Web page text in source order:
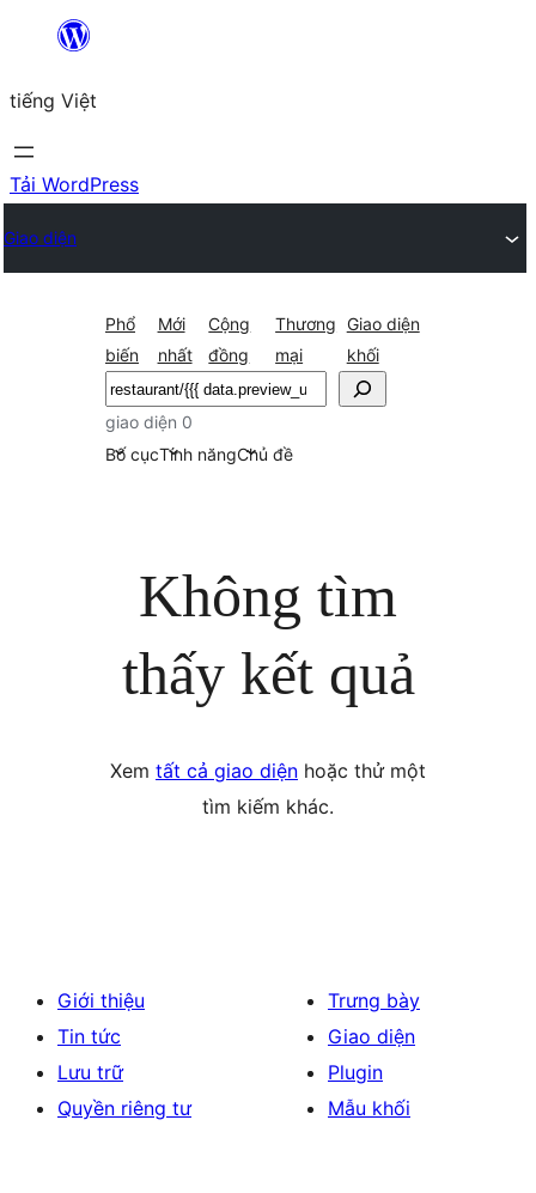
Chuyển
phần
nội
dung
tiếng Việt
Tải WordPress
Giao diện
Phổ
biến
Mới
nhất
Cộng
đồng
Thương
mại
Giao diện
khối
Tìm
kiếm
giao diện 0
Bố cụcTính năngChủ đề
Không tìm
thấy kết quả
Xem tất cả giao diện hoặc thử một
tìm kiếm khác.
Giới thiệu
Tin tức
Lưu trữ
Quyền riêng tư
Trưng bày
Giao diện
Plugin
Mẫu khối